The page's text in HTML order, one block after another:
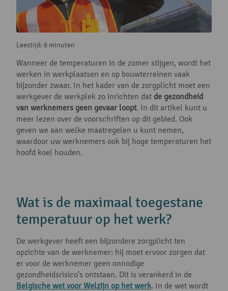
Leestijd: 6 minuten
Wanneer de temperaturen in de zomer stijgen, wordt het
werken in werkplaatsen en op bouwterreinen vaak
bijzonder zwaar. In het kader van de zorgplicht moet een
werkgever de werkplek zo inrichten dat de gezondheid
van werknemers geen gevaar loopt. In dit artikel kunt u
meer lezen over de voorschriften op dit gebied. Ook
geven we aan welke maatregelen u kunt nemen,
waardoor uw werknemers ook bij hoge temperaturen het
hoofd koel houden.
Wat is de maximaal toegestane
temperatuur op het werk?
De werkgever heeft een bijzondere zorgplicht ten
opzichte van de werknemer: hij moet ervoor zorgen dat
er voor de werknemer geen onnodige
gezondheidsrisico’s ontstaan. Dit is verankerd in de
Belgische wet voor Welzijn op het werk. In de wet wordt